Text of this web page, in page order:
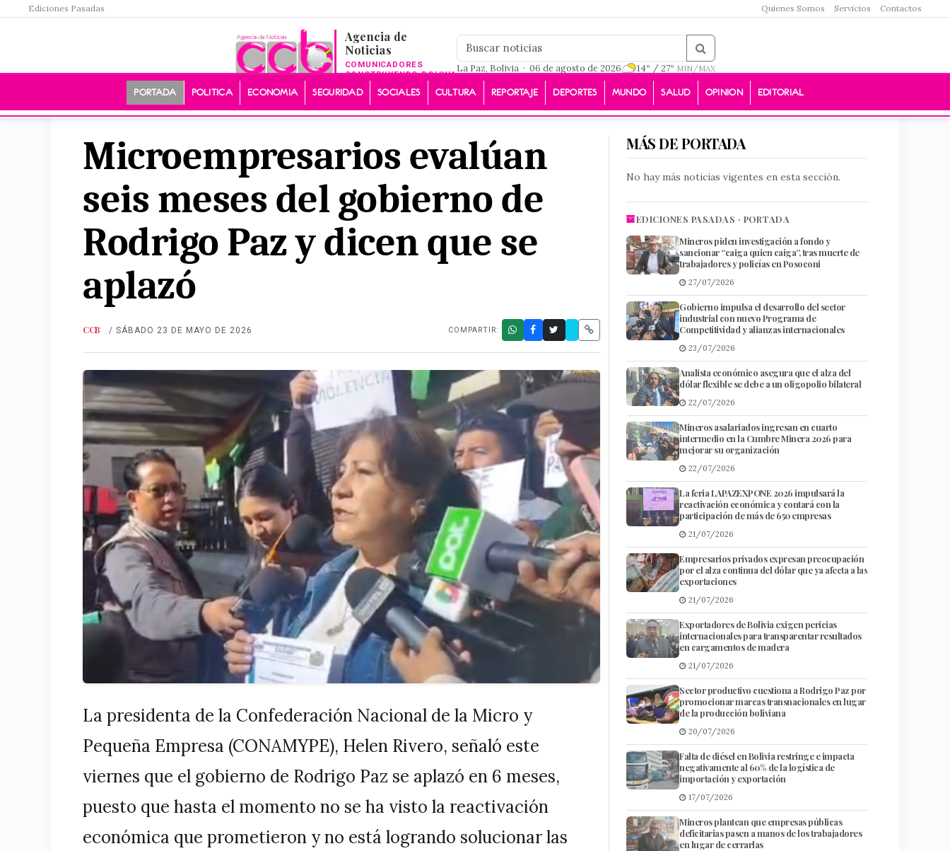
Ediciones Pasadas Quienes Somos Servicios Contactos
Agencia de
Noticias
COMUNICADORES
CONSTRUYENDO BOLIVIA
La Paz, Bolivia · 06 de agosto de 2026 14º / 27º MIN/MAX
PORTADA POLITICA ECONOMIA SEGURIDAD SOCIALES CULTURA REPORTAJE DEPORTES MUNDO SALUD OPINION EDITORIAL
Microempresarios evalúan
seis meses del gobierno de
Rodrigo Paz y dicen que se
aplazó
CCB / SÁBADO 23 DE MAYO DE 2026 COMPARTIR:
La presidenta de la Confederación Nacional de la Micro y
Pequeña Empresa (CONAMYPE), Helen Rivero, señaló este
viernes que el gobierno de Rodrigo Paz se aplazó en 6 meses,
puesto que hasta el momento no se ha visto la reactivación
económica que prometieron y no está logrando solucionar las
MÁS DE PORTADA
No hay más noticias vigentes en esta sección.
EDICIONES PASADAS · PORTADA
Mineros piden investigación a fondo y
sancionar “caiga quien caiga”, tras muerte de
trabajadores y policías en Posoconi
27/07/2026
Gobierno impulsa el desarrollo del sector
industrial con nuevo Programa de
Competitividad y alianzas internacionales
23/07/2026
Analista económico asegura que el alza del
dólar flexible se debe a un oligopolio bilateral
22/07/2026
Mineros asalariados ingresan en cuarto
intermedio en la Cumbre Minera 2026 para
mejorar su organización
22/07/2026
La feria LAPAZEXPONE 2026 impulsará la
reactivación económica y contará con la
participación de más de 650 empresas
21/07/2026
Empresarios privados expresan preocupación
por el alza continua del dólar que ya afecta a las
exportaciones
21/07/2026
Exportadores de Bolivia exigen pericias
internacionales para transparentar resultados
en cargamentos de madera
21/07/2026
Sector productivo cuestiona a Rodrigo Paz por
promocionar marcas transnacionales en lugar
de la producción boliviana
20/07/2026
Falta de diésel en Bolivia restringe e impacta
negativamente al 60% de la logística de
importación y exportación
17/07/2026
Mineros plantean que empresas públicas
deficitarias pasen a manos de los trabajadores
en lugar de cerrarlas